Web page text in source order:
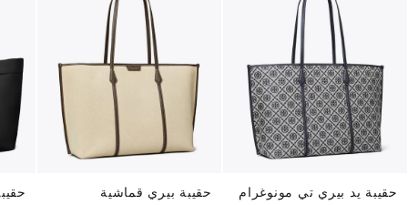
حقيبة يد بيري تي مونوغرام حقيبة بيري قماشية